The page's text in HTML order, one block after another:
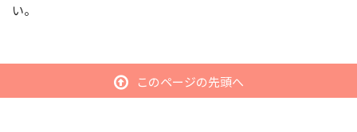
い。
このページの先頭へ